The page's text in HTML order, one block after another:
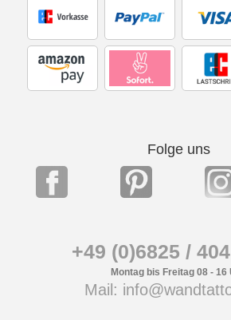
Folge uns
+49 (0)6825 /
Montag bis Freitag 08 - 16
Mail: